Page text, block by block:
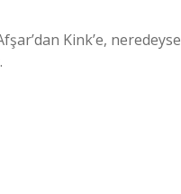
Kink’e, neredeyse